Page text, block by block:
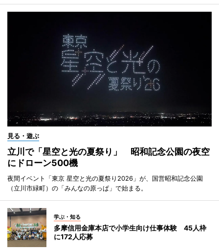
見る・遊ぶ
立川で「星空と光の夏祭り」 昭和記念公園の夜空
にドローン500機
夜間イベント「東京 星空と光の夏祭り2026」が、国営昭和記念公園
（立川市緑町）の「みんなの原っぱ」で始まる。
学ぶ・知る
多摩信用金庫本店で小学生向け仕事体験 45人枠
に172人応募